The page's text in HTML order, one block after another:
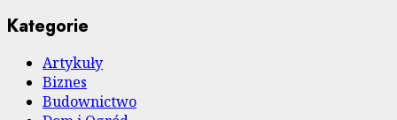
Kategorie
Artykuły
Biznes
Budownictwo